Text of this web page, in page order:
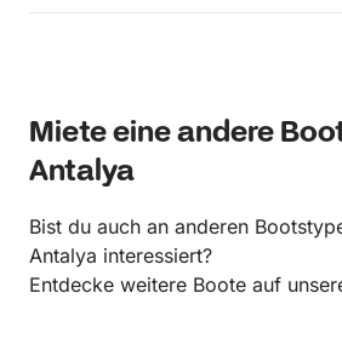
Miete eine andere
Antalya
Bist du auch an anderen
Antalya interessiert?
Entdecke weitere Boote auf